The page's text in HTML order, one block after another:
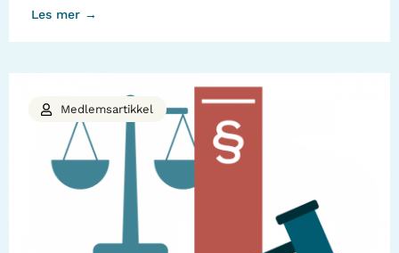
Les mer →
Medlemsartikkel